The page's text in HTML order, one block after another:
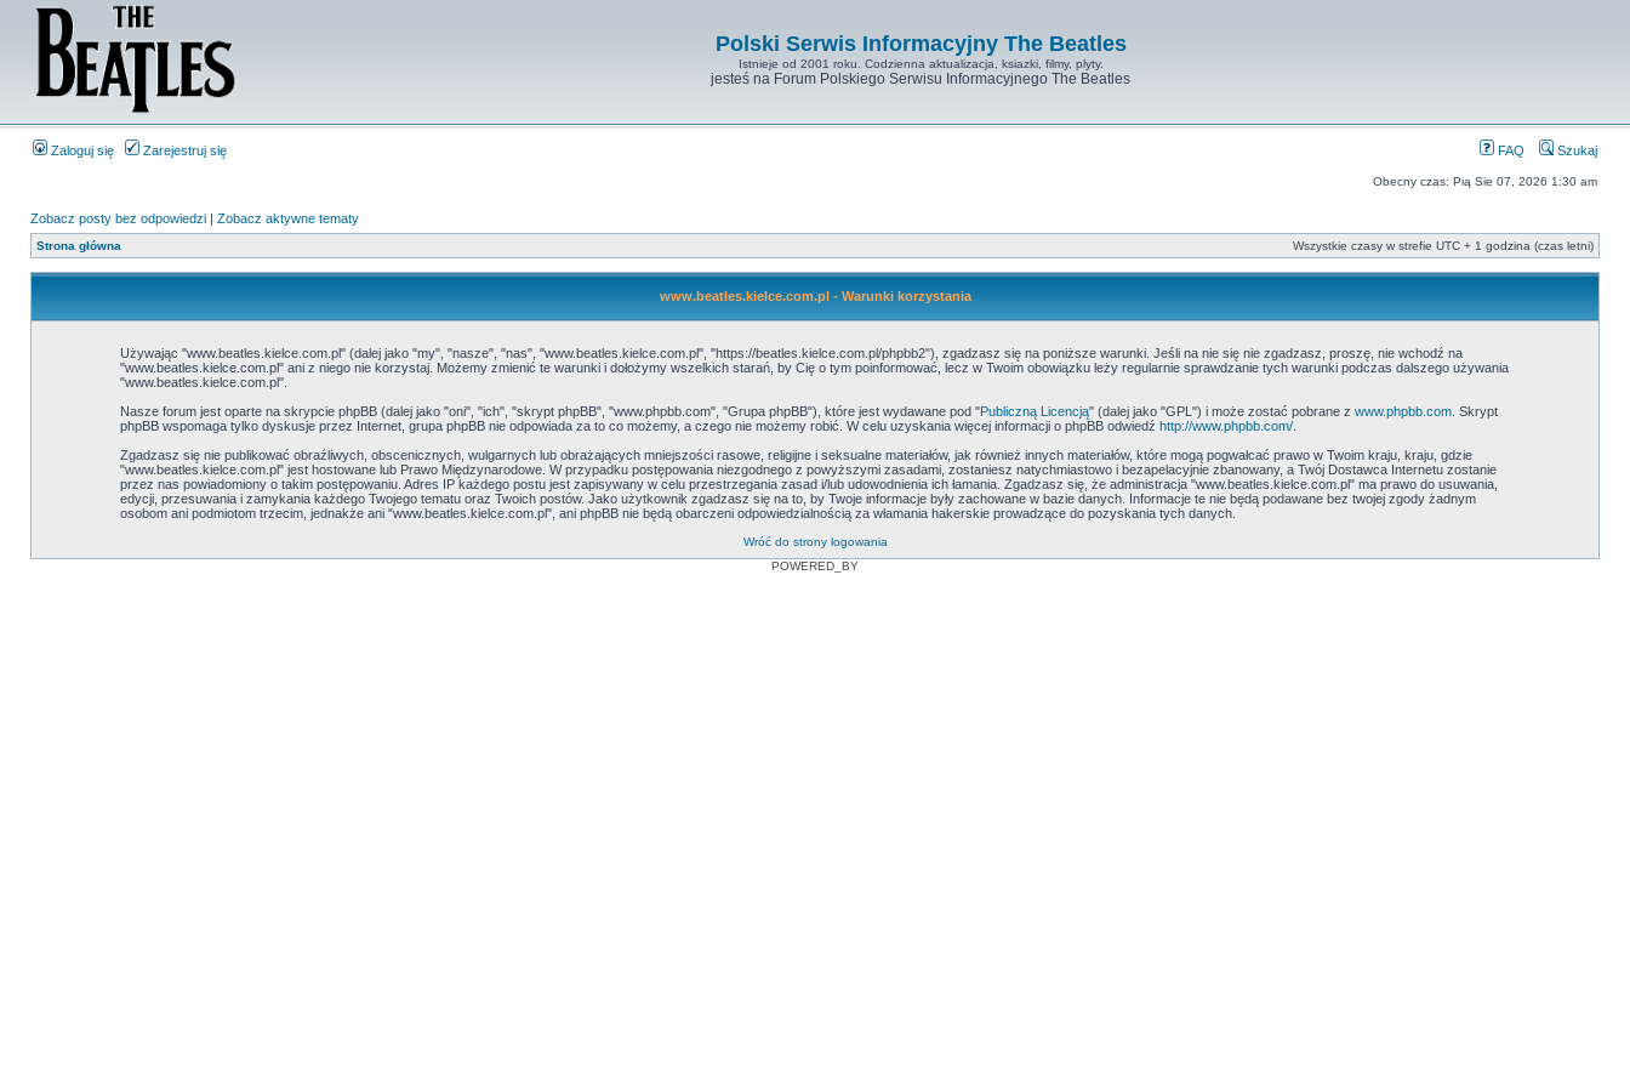
Polski Serwis Informacyjny The Beatles
Istnieje od 2001 roku. Codzienna aktualizacja, ksiazki, filmy, plyty.
jesteś na Forum Polskiego Serwisu Informacyjnego The Beatles
Zaloguj się Zarejestruj się FAQ Szukaj
Obecny czas: Pią Sie 07, 2026 1:30 am
Zobacz posty bez odpowiedzi | Zobacz aktywne tematy
Strona główna Wszystkie czasy w strefie UTC + 1 godzina (czas letni)
www.beatles.kielce.com.pl - Warunki korzystania
Używając "www.beatles.kielce.com.pl" (dalej jako "my", "nasze", "nas", "www.beatles.kielce.com.pl", "https://beatles.kielce.com.pl/phpbb2"), zgadzasz się na poniższe warunki. Jeśli na nie się nie zgadzasz, proszę, nie wchodź na
"www.beatles.kielce.com.pl" ani z niego nie korzystaj. Możemy zmienić te warunki i dołożymy wszelkich starań, by Cię o tym poinformować, lecz w Twoim obowiązku leży regularnie sprawdzanie tych warunki podczas dalszego używania
"www.beatles.kielce.com.pl".
Nasze forum jest oparte na skrypcie phpBB (dalej jako "oni", "ich", "skrypt phpBB", "www.phpbb.com", "Grupa phpBB"), które jest wydawane pod "Publiczną Licencją" (dalej jako "GPL") i może zostać pobrane z www.phpbb.com. Skrypt
phpBB wspomaga tylko dyskusje przez Internet, grupa phpBB nie odpowiada za to co możemy, a czego nie możemy robić. W celu uzyskania więcej informacji o phpBB odwiedź http://www.phpbb.com/.
Zgadzasz się nie publikować obraźliwych, obscenicznych, wulgarnych lub obrażających mniejszości rasowe, religijne i seksualne materiałów, jak również innych materiałów, które mogą pogwałcać prawo w Twoim kraju, kraju, gdzie
"www.beatles.kielce.com.pl" jest hostowane lub Prawo Międzynarodowe. W przypadku postępowania niezgodnego z powyższymi zasadami, zostaniesz natychmiastowo i bezapelacyjnie zbanowany, a Twój Dostawca Internetu zostanie
przez nas powiadomiony o takim postępowaniu. Adres IP każdego postu jest zapisywany w celu przestrzegania zasad i/lub udowodnienia ich łamania. Zgadzasz się, że administracja "www.beatles.kielce.com.pl" ma prawo do usuwania,
edycji, przesuwania i zamykania każdego Twojego tematu oraz Twoich postów. Jako użytkownik zgadzasz się na to, by Twoje informacje były zachowane w bazie danych. Informacje te nie będą podawane bez twojej zgody żadnym
osobom ani podmiotom trzecim, jednakże ani "www.beatles.kielce.com.pl", ani phpBB nie będą obarczeni odpowiedzialnością za włamania hakerskie prowadzące do pozyskania tych danych.
Wróć do strony logowania
POWERED_BY